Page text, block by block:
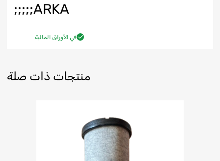
ARKA;;;;;
في الأوراق المالية
منتجات ذات صلة